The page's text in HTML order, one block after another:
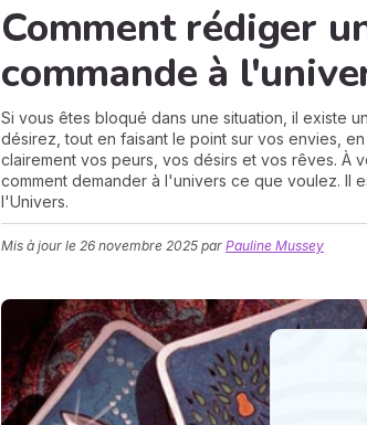
Comment rédiger
commande à
Si vous êtes bloqué dans une situation, il existe
désirez, tout en faisant le point sur vos envies,
clairement vos peurs, vos désirs et vos rêves. À
comment demander à l'univers ce que voulez. Il
l'Univers.
Mis à jour le 26 novembre 2025 par Pauline Mussey